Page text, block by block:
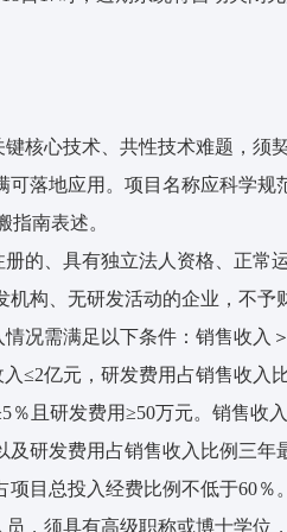
核心技术、共性技术难题，须
落地应用。项目名称应科学
指南表述。
的、具有独立法人资格、正常
构、无研发活动的企业，不予
况需满足以下条件：销售收入
≤2亿元，研发费用占销售收入
％且研发费用≥50万元。销售收
研发费用占销售收入比例三年
目总投入经费比例不低于60％。
，须具有高级职称或博士学位